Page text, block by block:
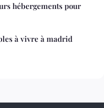
hébergements pour
à vivre à madrid